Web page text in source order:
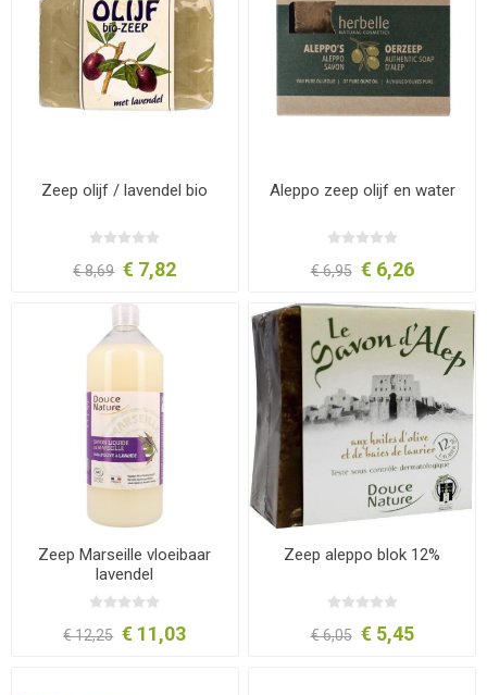
Zeep olijf / lavendel bio
€ 8,69 € 7,82
Aleppo zeep olijf en water
€ 6,95 € 6,26
Zeep Marseille vloeibaar
lavendel
€ 12,25 € 11,03
Zeep aleppo blok 12%
€ 6,05 € 5,45